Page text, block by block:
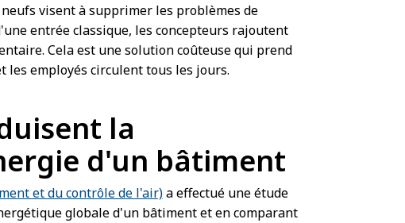
visent à supprimer les problèmes de
entrée classique, les concepteurs rajoutent
Cela est une solution coûteuse qui prend
les employés circulent tous les jours.
la
d'un bâtiment
et du contrôle de l'air)a effectué une étude
globale d'un bâtiment et en comparant